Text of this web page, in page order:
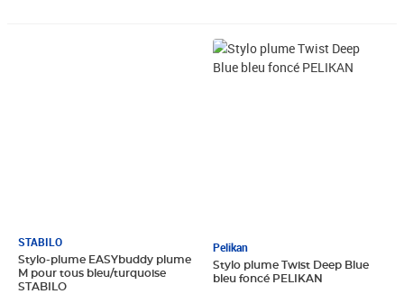
STABILO
Stylo-plume EASYbuddy plume
M pour tous bleu/turquoise
STABILO
Pelikan
Stylo plume Twist Deep Blue
bleu foncé PELIKAN
Prix 12,28€